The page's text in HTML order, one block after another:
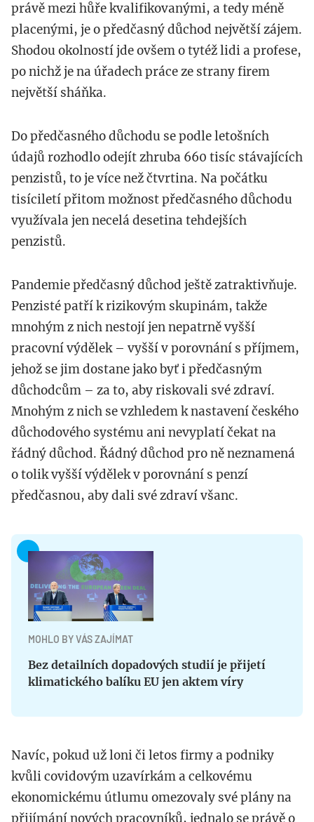
právě mezi hůře kvalifikovanými, a tedy méně
placenými, je o předčasný důchod největší zájem.
Shodou okolností jde ovšem o tytéž lidi a profese,
po nichž je na úřadech práce ze strany firem
největší sháňka.
Do předčasného důchodu se podle letošních
údajů rozhodlo odejít zhruba 660 tisíc stávajících
penzistů, to je více než čtvrtina. Na počátku
tisíciletí přitom možnost předčasného důchodu
využívala jen necelá desetina tehdejších
penzistů.
Pandemie předčasný důchod ještě zatraktivňuje.
Penzisté patří k rizikovým skupinám, takže
mnohým z nich nestojí jen nepatrně vyšší
pracovní výdělek – vyšší v porovnání s příjmem,
jehož se jim dostane jako byť i předčasným
důchodcům – za to, aby riskovali své zdraví.
Mnohým z nich se vzhledem k nastavení českého
důchodového systému ani nevyplatí čekat na
řádný důchod. Řádný důchod pro ně neznamená
o tolik vyšší výdělek v porovnání s penzí
předčasnou, aby dali své zdraví všanc.
MOHLO BY VÁS ZAJÍMAT
Bez detailních dopadových studií je přijetí
klimatického balíku EU jen aktem víry
Navíc, pokud už loni či letos firmy a podniky
kvůli covidovým uzavírkám a celkovému
ekonomickému útlumu omezovaly své plány na
přijímání nových pracovníků, jednalo se právě o